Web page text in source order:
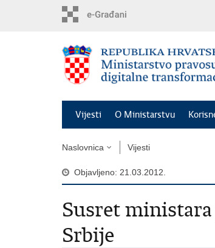
Vijesti O Ministarstvu
Naslovnica Vijesti
Objavljeno: 21.03.2012.
Susret
Srbije